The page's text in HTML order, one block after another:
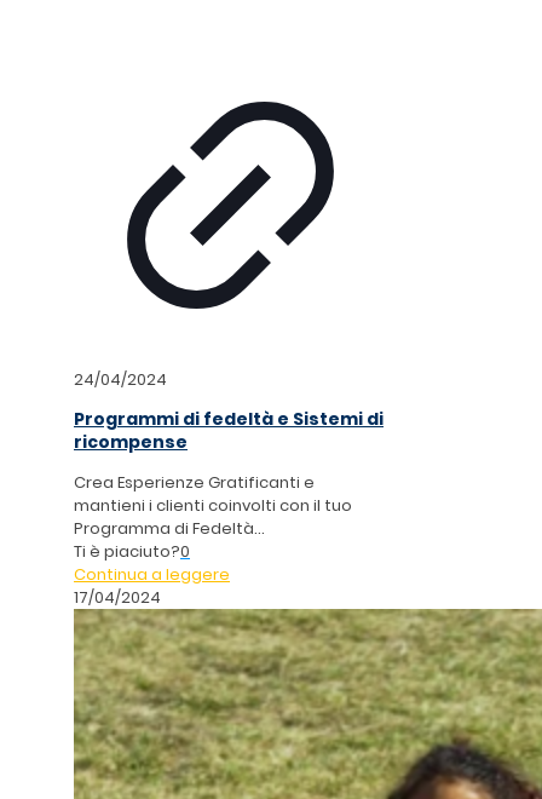
24/04/2024
Programmi di fedeltà e Sistemi di
ricompense
Crea Esperienze Gratificanti e
mantieni i clienti coinvolti con il tuo
Programma di Fedeltà...
Ti è piaciuto?0
Continua a leggere
17/04/2024